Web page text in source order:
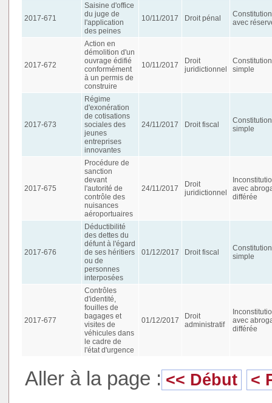
2017-671
Saisine d'office
du juge de
l'application
des peines
10/11/2017 Droit pénal
avec
2017-672
Action en
démolition d'un
ouvrage édifié
conformément
à un permis de
construire
10/11/2017
Droit
juridictionnel
simple
2017-673
Régime
d'exonération
de cotisations
sociales des
jeunes
entreprises
innovantes
24/11/2017 Droit fiscal
simple
2017-675
Procédure de
sanction
devant
l'autorité de
contrôle des
nuisances
aéroportuaires
24/11/2017
Droit
juridictionnel
avec
différée
2017-676
Déductibilité
des dettes du
défunt à l'égard
de ses héritiers
ou de
personnes
interposées
01/12/2017 Droit fiscal
simple
2017-677
Contrôles
d'identité,
fouilles de
bagages et
visites de
véhicules dans
le cadre de
l'état d'urgence
01/12/2017
Droit
administratif
avec
différée
Aller à la page : << Début <